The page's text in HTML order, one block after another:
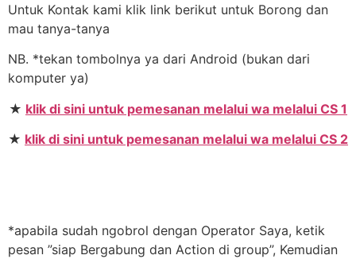
Untuk Kontak kami klik link berikut untuk Borong dan
mau tanya-tanya
NB. *tekan tombolnya ya dari Android (bukan dari
komputer ya)
★ klik di sini untuk pemesanan melalui wa melalui CS 1
★ klik di sini untuk pemesanan melalui wa melalui CS 2
*apabila sudah ngobrol dengan Operator Saya, ketik
pesan ”siap Bergabung dan Action di group”, Kemudian